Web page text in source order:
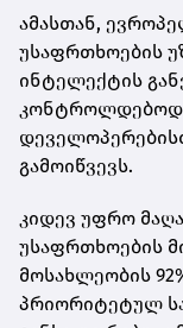
ამასთან,
უსაფრთხოების
ინტელექტის
გამოიწვევს.
კიდევ უფრო
უსაფრთხოების
მოსახლეობის
პრიორიტეტულ